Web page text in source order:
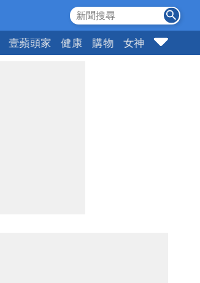
壹蘋頭家 健康 購物 女神 10點強打